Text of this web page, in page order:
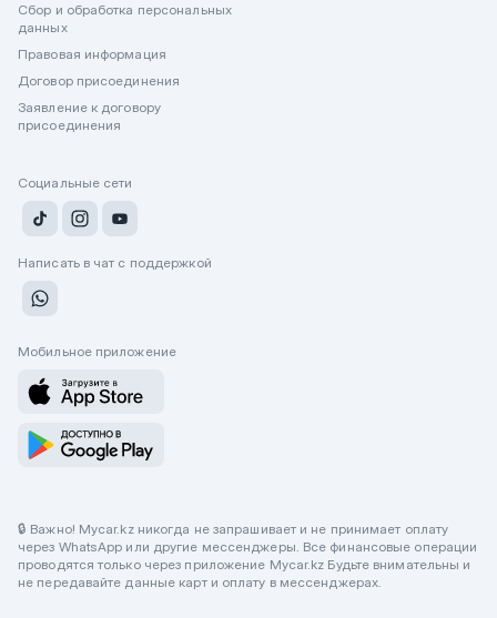
Сбор и обработка персональных
данных
Правовая информация
Договор присоединения
Заявление к договору
присоединения
Социальные сети
Написать в чат с поддержкой
Мобильное приложение
🔒 Важно! Mycar.kz никогда не запрашивает и не принимает оплату
через WhatsApp или другие мессенджеры. Все финансовые операции
проводятся только через приложение Mycar.kz Будьте внимательны и
не передавайте данные карт и оплату в мессенджерах.